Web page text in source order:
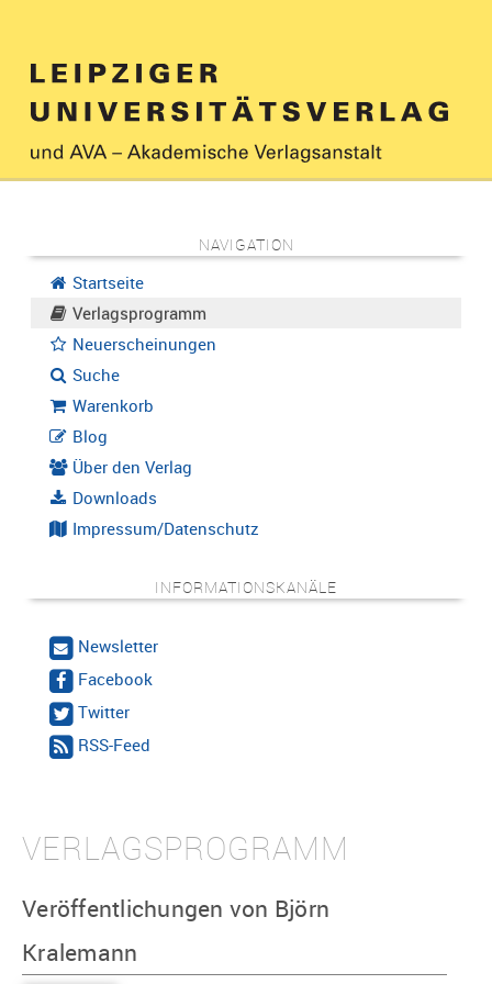
NAVIGATION
Startseite
Verlagsprogramm
Neuerscheinungen
Suche
Warenkorb
Blog
Über den Verlag
Downloads
Impressum/Datenschutz
INFORMATIONSKANÄLE
Newsletter
Facebook
Twitter
RSS-Feed
VERLAGSPROGRAMM
Veröffentlichungen von Björn
Kralemann